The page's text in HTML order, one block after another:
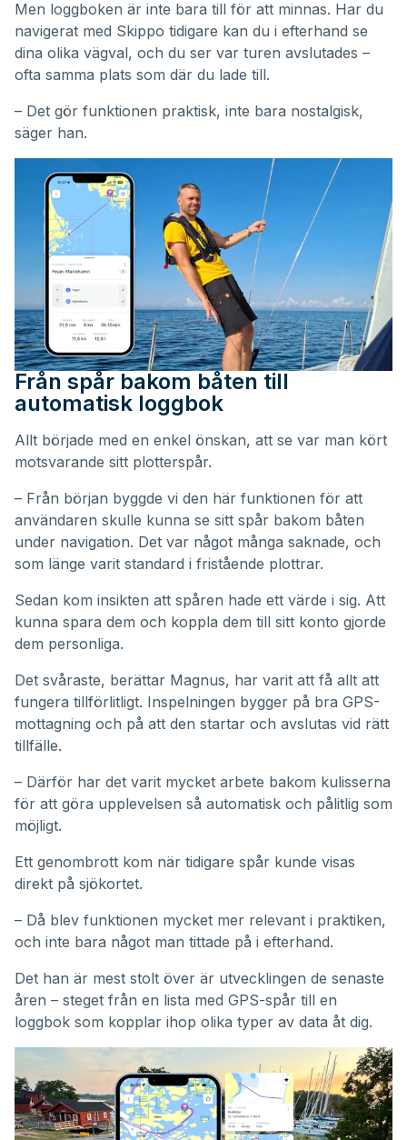
Men loggboken är inte bara till för att minnas. Har du
navigerat med Skippo tidigare kan du i efterhand se
dina olika vägval, och du ser var turen avslutades –
ofta samma plats som där du lade till.
– Det gör funktionen praktisk, inte bara nostalgisk,
säger han.
Från spår bakom båten till
automatisk loggbok
Allt började med en enkel önskan, att se var man kört
motsvarande sitt plotterspår.
– Från början byggde vi den här funktionen för att
användaren skulle kunna se sitt spår bakom båten
under navigation. Det var något många saknade, och
som länge varit standard i fristående plottrar.
Sedan kom insikten att spåren hade ett värde i sig. Att
kunna spara dem och koppla dem till sitt konto gjorde
dem personliga.
Det svåraste, berättar Magnus, har varit att få allt att
fungera tillförlitligt. Inspelningen bygger på bra GPS-
mottagning och på att den startar och avslutas vid rätt
tillfälle.
– Därför har det varit mycket arbete bakom kulisserna
för att göra upplevelsen så automatisk och pålitlig som
möjligt.
Ett genombrott kom när tidigare spår kunde visas
direkt på sjökortet.
– Då blev funktionen mycket mer relevant i praktiken,
och inte bara något man tittade på i efterhand.
Det han är mest stolt över är utvecklingen de senaste
åren – steget från en lista med GPS-spår till en
loggbok som kopplar ihop olika typer av data åt dig.